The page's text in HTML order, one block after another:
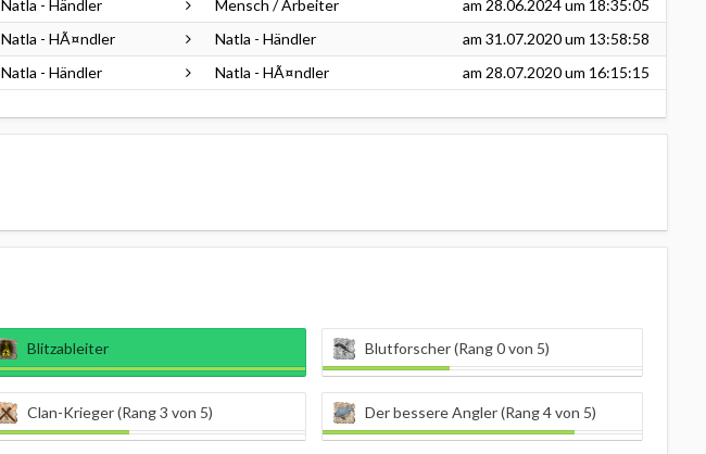
Natla - Händler
Mensch / Arbeiter am 28.06.2024um 18:35:05
Natla - HÃ¤ndler
Natla - Händler am 31.07.2020um 13:58:58
Natla - Händler
Natla - HÃ¤ndler am 28.07.2020um 16:15:15
Blitzableiter Blutforscher (Rang 0 von 5)
Clan-Krieger (Rang 3 von 5) Der bessere Angler (Rang 4 von 5)